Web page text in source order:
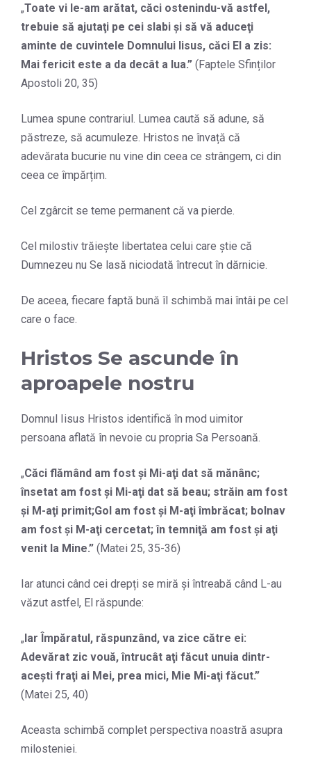
„Toate vi le-am arătat, căci ostenindu-vă astfel,
trebuie să ajutaţi pe cei slabi şi să vă aduceţi
aminte de cuvintele Domnului Iisus, căci El a zis:
Mai fericit este a da decât a lua.” (Faptele Sfinților
Apostoli 20, 35)
Lumea spune contrariul. Lumea caută să adune, să
păstreze, să acumuleze. Hristos ne învață că
adevărata bucurie nu vine din ceea ce strângem, ci din
ceea ce împărțim.
Cel zgârcit se teme permanent că va pierde.
Cel milostiv trăiește libertatea celui care știe că
Dumnezeu nu Se lasă niciodată întrecut în dărnicie.
De aceea, fiecare faptă bună îl schimbă mai întâi pe cel
care o face.
Hristos Se ascunde în
aproapele nostru
Domnul Iisus Hristos identifică în mod uimitor
persoana aflată în nevoie cu propria Sa Persoană.
„Căci flămând am fost şi Mi-aţi dat să mănânc;
însetat am fost şi Mi-aţi dat să beau; străin am fost
şi M-aţi primit;Gol am fost şi M-aţi îmbrăcat; bolnav
am fost şi M-aţi cercetat; în temniţă am fost şi aţi
venit la Mine.” (Matei 25, 35-36)
Iar atunci când cei drepți se miră și întreabă când L-au
văzut astfel, El răspunde:
„Iar Împăratul, răspunzând, va zice către ei:
Adevărat zic vouă, întrucât aţi făcut unuia dintr-
aceşti fraţi ai Mei, prea mici, Mie Mi-aţi făcut.”
(Matei 25, 40)
Aceasta schimbă complet perspectiva noastră asupra
milosteniei.